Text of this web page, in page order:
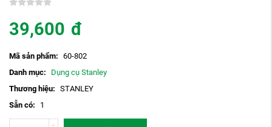
39,600 đ
Mã sản phẩm: 60-802
Danh mục:
Dụng cụ Stanley
Thương hiệu: STANLEY
Sẵn có:
1